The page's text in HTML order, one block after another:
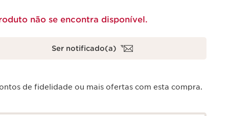
não se encontra disponível.
Ser notificado(a)
de fidelidade ou mais ofertas com esta compra.